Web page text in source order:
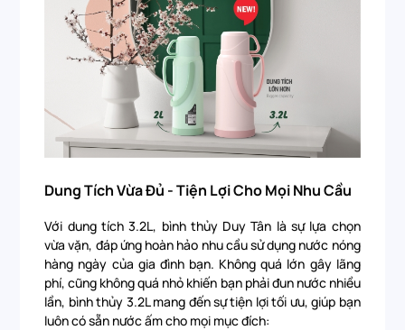
Dung Tích Vừa Đủ - Tiện Lợi Cho Mọi Nhu Cầu
Với dung tích 3.2L, bình thủy Duy Tân là sự lựa chọn
vừa vặn, đáp ứng hoàn hảo nhu cầu sử dụng nước nóng
hàng ngày của gia đình bạn. Không quá lớn gây lãng
phí, cũng không quá nhỏ khiến bạn phải đun nước nhiều
lần, bình thủy 3.2L mang đến sự tiện lợi tối ưu, giúp bạn
luôn có sẵn nước ấm cho mọi mục đích: